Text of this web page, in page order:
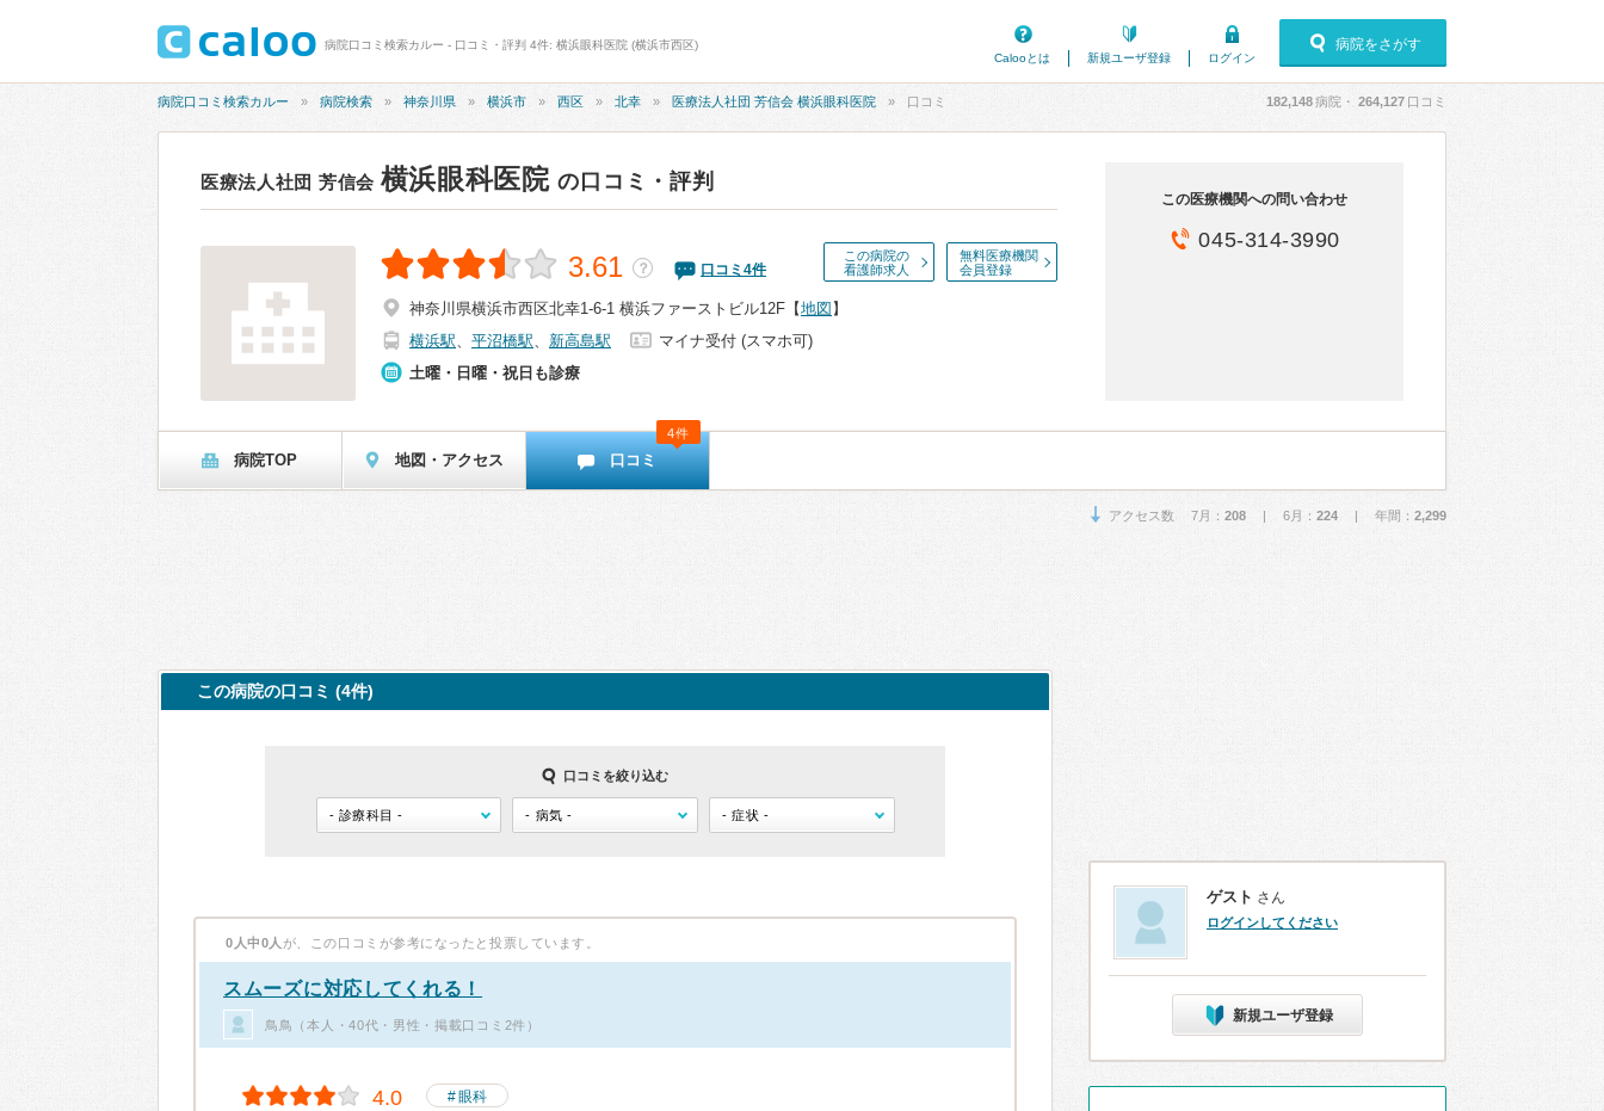
病院口コミ検索カルー - 口コミ・評判 4件: 横浜眼科医院 (横浜市西区)
Calooとは
新規ユーザ登録 ログイン
病院をさがす
病院口コミ検索カルー 病院検索 神奈川県 横浜市 西区 北幸 医療法人社団 芳信会 横浜眼科医院 口コミ 182,148病院・ 264,127 口コミ
医療法人社団 芳信会 横浜眼科医院 の口コミ・評判
この病院の
看護師求人
無料医療機関
会員登録
3.61 ？ 口コミ 4件
神奈川県横浜市西区北幸1-6-1 横浜ファーストビル12F 【地図 】
横浜駅、 平沼橋駅、 新高島駅
マイナ受付 (スマホ可)
土曜・日曜・祝日も診療
この医療機関への問い合わせ
045-314-3990
病院TOP 地図・アクセス 口コミ
4件
アクセス数 7月： 208 | 6月： 224 | 年間： 2,299
この病院の口コミ (4件)
口コミを絞り込む
0人中0人 が、この口コミが参考になったと投票しています。
スムーズに対応してくれる！
鳥鳥（本人・40代・男性・掲載口コミ2件）
4.0 眼科
ゲスト さん
ログインしてください
新規ユーザ登録